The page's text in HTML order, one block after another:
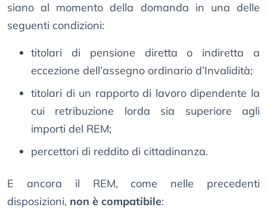
siano al momento della domanda in una delle
seguenti condizioni:
titolari di pensione diretta o indiretta a
eccezione dell’assegno ordinario d’Invalidità;
titolari di un rapporto di lavoro dipendente la
cui retribuzione lorda sia superiore agli
importi del REM;
percettori di reddito di cittadinanza.
E ancora il REM, come nelle precedenti
disposizioni, non è compatibile: